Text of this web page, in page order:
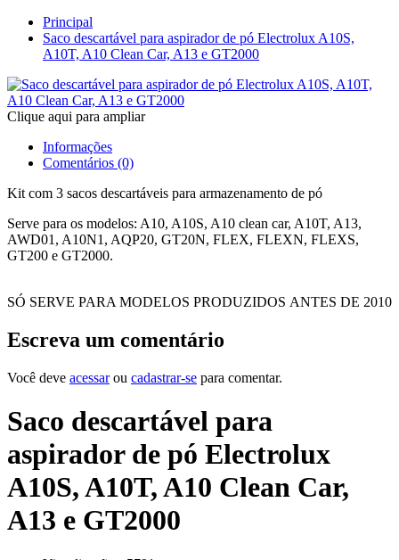
Principal
Saco descartável para aspirador de pó Electrolux A10S,
A10T, A10 Clean Car, A13 e GT2000
Clique aqui para ampliar
Informações
Comentários (0)
Kit com 3 sacos descartáveis para armazenamento de pó
Serve para os modelos: A10, A10S, A10 clean car, A10T, A13,
AWD01, A10N1, AQP20, GT20N, FLEX, FLEXN, FLEXS,
GT200 e GT2000.
SÓ SERVE PARA MODELOS PRODUZIDOS ANTES DE 2010
Escreva um comentário
Você deve acessarou cadastrar-se para comentar.
Saco descartável para
aspirador de pó Electrolux
A10S, A10T, A10 Clean Car,
A13 e GT2000